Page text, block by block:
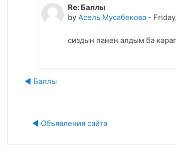
In reply to Гүлім Мубаракова
Re: Баллы
by Асель Мусабекова -
сиздын панен алдым ба
◀︎ Баллы
◀︎ Объявления сайта